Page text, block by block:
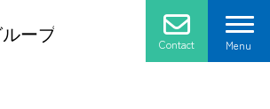
Contact Menu